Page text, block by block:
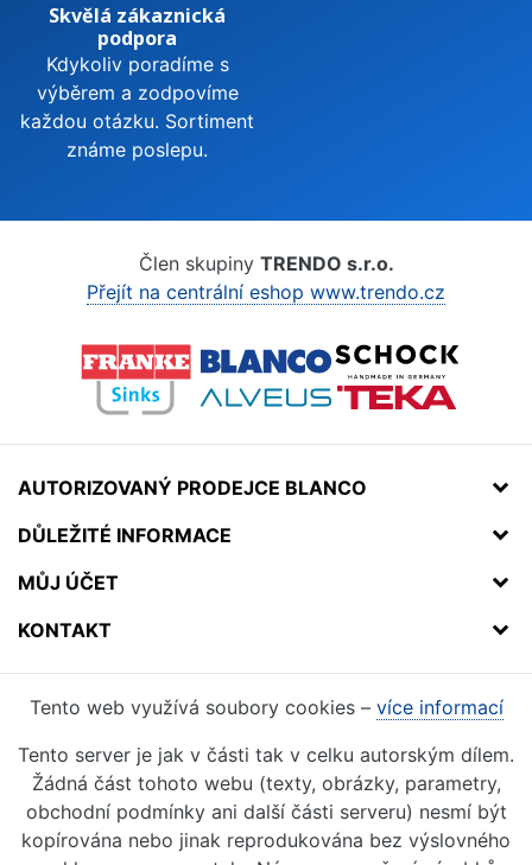
Skvělá zákaznická
podpora
Kdykoliv poradíme s
výběrem a zodpovíme
každou otázku. Sortiment
známe poslepu.
Člen skupiny TRENDO s.r.o.
Přejít na centrální eshop www.trendo.cz
AUTORIZOVANÝ PRODEJCE BLANCO
DŮLEŽITÉ INFORMACE
MŮJ ÚČET
KONTAKT
Tento web využívá soubory cookies – více informací
Tento server je jak v části tak v celku autorským dílem.
Žádná část tohoto webu (texty, obrázky, parametry,
obchodní podmínky ani další části serveru) nesmí být
kopírována nebo jinak reprodukována bez výslovného